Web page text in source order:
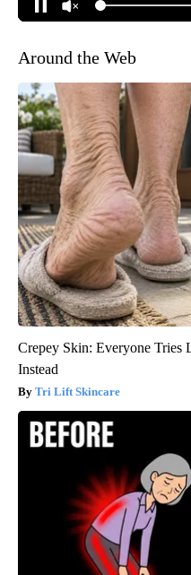
Around the Web
Crepey Skin: Everyone Tries
Instead
Tri Lift Skincare